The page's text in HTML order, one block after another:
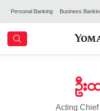
Personal Banking Business
ဦ
Acting Chief